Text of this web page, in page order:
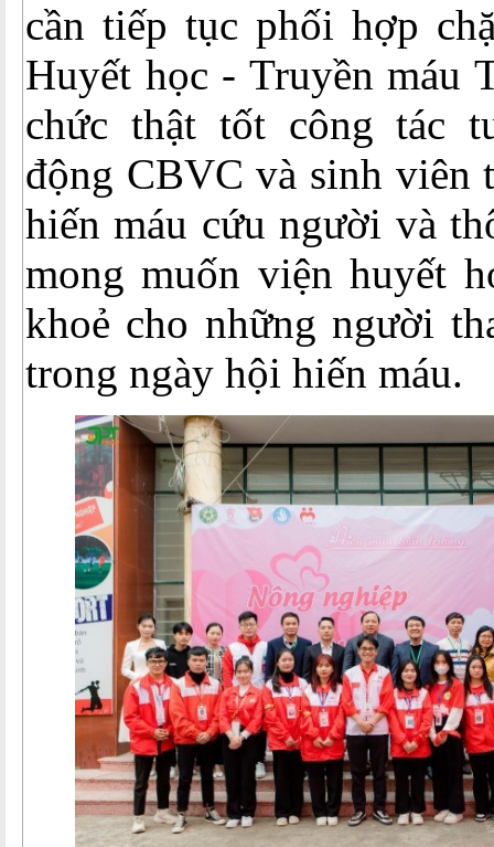
cần tiếp tục phối hợp
Huyết học - Truyền máu
chức thật tốt công tác
động CBVC và sinh viên
hiến máu cứu người và
mong muốn viện huyết
khoẻ cho những người
trong ngày hội hiến máu.